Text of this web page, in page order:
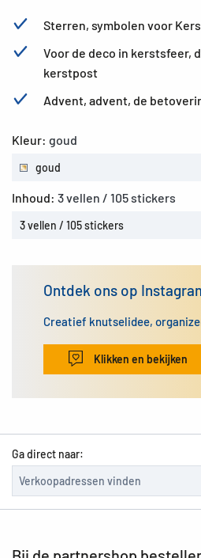
Sterren, symbolen voor
Voor de deco in kerstsfeer,
kerstpost
Advent, advent, de
Kleur: goud
goud
Inhoud: 3 vellen / 105 stickers
3 vellen / 105 stickers
Ontdek ons op
Creatief knutselidee,
Klikken en bekijken
Ga direct naar: